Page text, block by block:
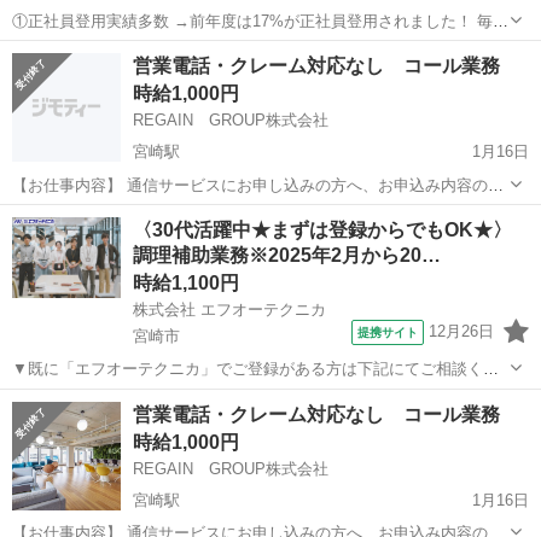
①正社員登用実績多数 →前年度は17%が正社員登用されました！ 毎年
登用数が上がっています！ ※管理者経験平均1～2年で、正社員になれ
ます ②業務拡大中につき昇給・昇格スピードが早い →2018年度コー
ルセンター企...
宮崎 宮崎駅 その他 アフター5
営業電話・クレーム対応なし コール業務
時給1,000円
REGAIN GROUP株式会社
宮崎駅
1月16日
【お仕事内容】 通信サービスにお申し込みの方へ、お申込み内容の確
認のお電話と データ登録作業を行っていただきます。 営業活動・クレ
ーム対応などはございません。 研修がしっかりしているので、未経験
スタートでも活躍できま...
宮崎 宮崎市 宮崎駅 その他
〈30代活躍中★まずは登録からでもOK★〉
調理補助業務※2025年2月から20…
時給1,100円
株式会社 エフオーテクニカ
宮崎市
提携サイト 12月26日
▼既に「エフオーテクニカ」でご登録がある方は下記にてご相談くだ
さい ▼ 電話番号 ：0120-606-656（フリーダイヤル） お仕事ナ
ンバー：1724687 ※複数案件へ応募されますと社内確認等によりご連
絡が遅くなって...
宮崎 宮崎市 その他
営業電話・クレーム対応なし コール業務
時給1,000円
REGAIN GROUP株式会社
宮崎駅
1月16日
【お仕事内容】 通信サービスにお申し込みの方へ、お申込み内容の確